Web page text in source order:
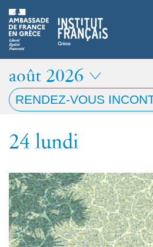
COURS
EXAMENS
LA MÉDIATHÈQUE
août 2026
août 2026
24 lundi